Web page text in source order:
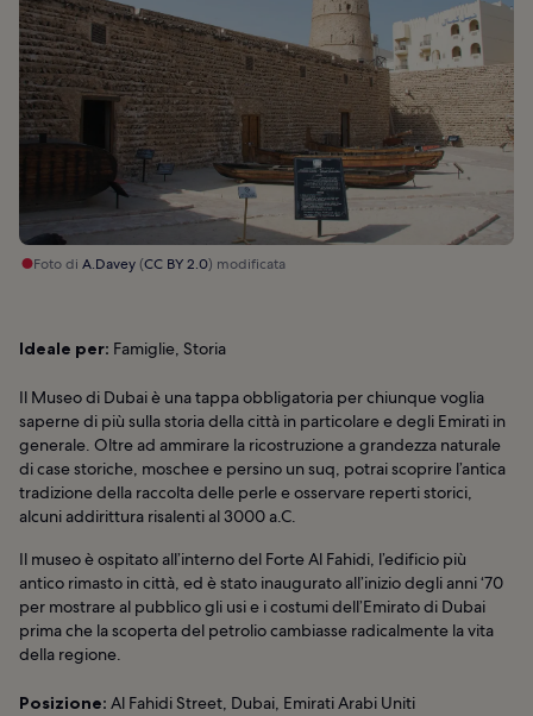
Foto di A.Davey(CC BY 2.0) modificata
Ideale per: Famiglie, Storia
Il Museo di Dubai è una tappa obbligatoria per chiunque voglia
saperne di più sulla storia della città in particolare e degli Emirati in
generale. Oltre ad ammirare la ricostruzione a grandezza naturale
di case storiche, moschee e persino un suq, potrai scoprire l’antica
tradizione della raccolta delle perle e osservare reperti storici,
alcuni addirittura risalenti al 3000 a.C.
Il museo è ospitato all’interno del Forte Al Fahidi, l’edificio più
antico rimasto in città, ed è stato inaugurato all’inizio degli anni ‘70
per mostrare al pubblico gli usi e i costumi dell’Emirato di Dubai
prima che la scoperta del petrolio cambiasse radicalmente la vita
della regione.
Posizione: Al Fahidi Street, Dubai, Emirati Arabi Uniti